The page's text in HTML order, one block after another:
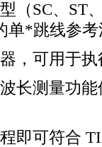
（SC、ST
单*跳线参考
，可用于
长测量功
即可符合